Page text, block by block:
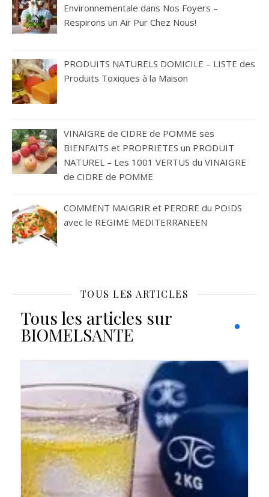
Environnementale dans Nos Foyers –
Respirons un Air Pur Chez Nous!
PRODUITS NATURELS DOMICILE – LISTE des
Produits Toxiques à la Maison
VINAIGRE de CIDRE de POMME ses
BIENFAITS et PROPRIETES un PRODUIT
NATUREL – Les 1001 VERTUS du VINAIGRE
de CIDRE de POMME
COMMENT MAIGRIR et PERDRE du POIDS
avec le REGIME MEDITERRANEEN
TOUS LES ARTICLES
Tous les articles sur
BIOMELSANTE